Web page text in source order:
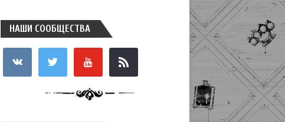
НАШИ СООБЩЕСТВА